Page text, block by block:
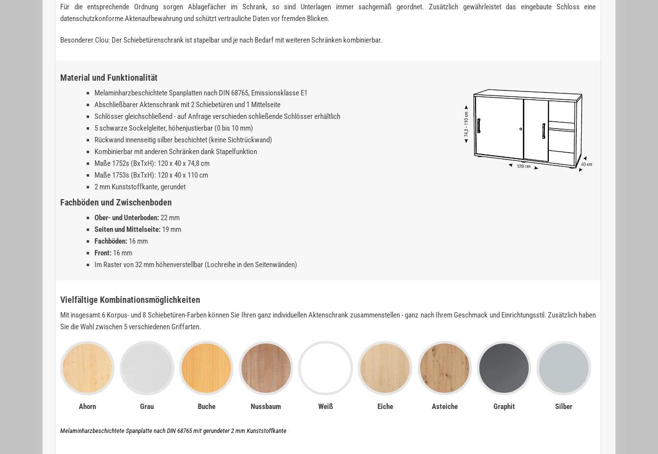
Für die entsprechende Ordnung sorgen Ablagefächer im Schrank, so sind Unterlagen immer sachgemäß geordnet. Zusätzlich gewährleistet das eingebaute Schloss eine
datenschutzkonforme Aktenaufbewahrung und schützt vertrauliche Daten vor fremden Blicken.
Besonderer Clou: Der Schiebetürenschrank ist stapelbar und je nach Bedarf mit weiteren Schränken kombinierbar.
Material und Funktionalität
Melaminharzbeschichtete Spanplatten nach DIN 68765, Emissionsklasse E1
Abschließbarer Aktenschrank mit 2 Schiebetüren und 1 Mittelseite
Schlösser gleichschließend - auf Anfrage verschieden schließende Schlösser erhältlich
5 schwarze Sockelgleiter, höhenjustierbar (0 bis 10 mm)
Rückwand innenseitig silber beschichtet (keine Sichtrückwand)
Kombinierbar mit anderen Schränken dank Stapelfunktion
Maße 1752s (BxTxH): 120 x 40 x 74,8 cm
Maße 1753s (BxTxH): 120 x 40 x 110 cm
2 mm Kunststoffkante, gerundet
Fachböden und Zwischenboden
Ober- und Unterboden:22 mm
Seiten und Mittelseite: 19 mm
Fachböden: 16 mm
Front: 16 mm
Im Raster von 32 mm höhenverstellbar (Lochreihe in den Seitenwänden)
Vielfältige Kombinationsmöglichkeiten
Mit insgesamt 6 Korpus- und 8 Schiebetüren-Farben können Sie Ihren ganz individuellen Aktenschrank zusammenstellen - ganz nach Ihrem Geschmack und Einrichtungsstil. Zusätzlich haben
Sie die Wahl zwischen 5 verschiedenen Griffarten.
Ahorn Grau Buche Nussbaum Weiß Eiche Asteiche Graphit Silber
Melaminharzbeschichtete Spanplatte nach DIN 68765 mit gerundeter 2 mm Kunststoffkante